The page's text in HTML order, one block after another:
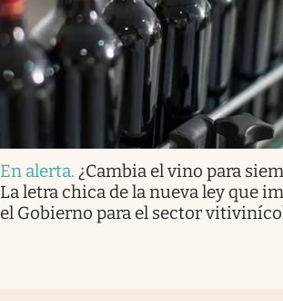
En alerta. ¿Cambia el vino para
La letra chica de la nueva ley que
el Gobierno para el sector